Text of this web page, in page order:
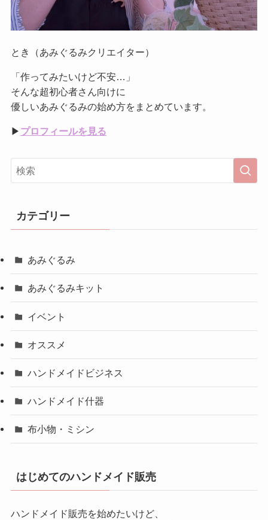
とき（あみぐるみクリエイター）
「作ってみたいけど不安…」
そんな超初心者さん向けに
優しいあみぐるみの始め方をまとめています。
▶︎ プロフィールを見る
カテゴリー
あみぐるみ
あみぐるみキット
イベント
オススメ
ハンドメイドビジネス
ハンドメイド什器
布小物・ミシン
はじめてのハンドメイド販売
ハンドメイド販売を始めたいけど、